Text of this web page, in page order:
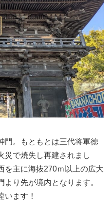
門。もともとは三代将軍徳
災で焼失し再建されまし
を主に海抜270ｍ以上の広大
り先が境内となります。
います！